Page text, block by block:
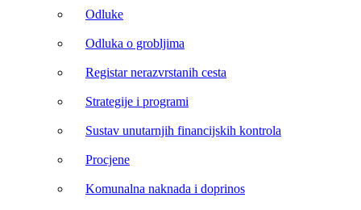
Odluke
Odluka o grobljima
Registar nerazvrstanih cesta
Strategije i programi
Sustav unutarnjih financijskih kontrola
Procjene
Komunalna naknada i doprinos